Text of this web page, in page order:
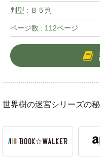
判型 : Ｂ５判
ページ数 : 112ページ
世界樹の迷宮シリーズの